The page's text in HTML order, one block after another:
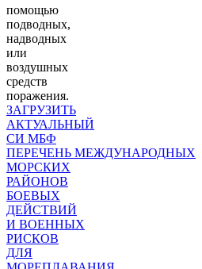
помощью
подводных,
надводных
или
воздушных
средств
поражения.
ЗАГРУЗИТЬ
АКТУАЛЬНЫЙ
СИ МБФ
ПЕРЕЧЕНЬ МЕЖДУНАРОДНЫХ
МОРСКИХ
РАЙОНОВ
БОЕВЫХ
ДЕЙСТВИЙ
И ВОЕННЫХ
РИСКОВ
ДЛЯ